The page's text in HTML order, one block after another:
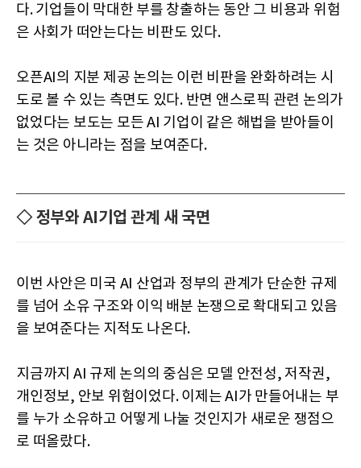
다. 기업들이 막대한 부를 창출하는 동안 그 비용과 위험
은 사회가 떠안는다는 비판도 있다.
오픈AI의 지분 제공 논의는 이런 비판을 완화하려는 시
도로 볼 수 있는 측면도 있다. 반면 앤스로픽 관련 논의가
없었다는 보도는 모든 AI 기업이 같은 해법을 받아들이
는 것은 아니라는 점을 보여준다.
◇ 정부와 AI기업 관계 새 국면
이번 사안은 미국 AI 산업과 정부의 관계가 단순한 규제
를 넘어 소유 구조와 이익 배분 논쟁으로 확대되고 있음
을 보여준다는 지적도 나온다.
지금까지 AI 규제 논의의 중심은 모델 안전성, 저작권,
개인정보, 안보 위험이었다. 이제는 AI가 만들어내는 부
를 누가 소유하고 어떻게 나눌 것인지가 새로운 쟁점으
로 떠올랐다.